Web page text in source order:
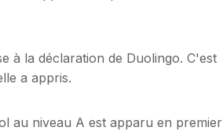
à la déclaration de Duolingo. C'est
a appris.
au niveau A est apparu en premier